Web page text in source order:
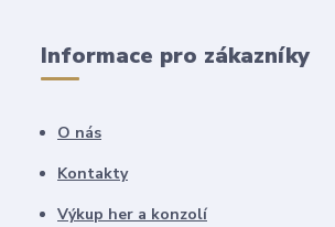
Informace pro zákazníky
O nás
Kontakty
Výkup her a konzolí